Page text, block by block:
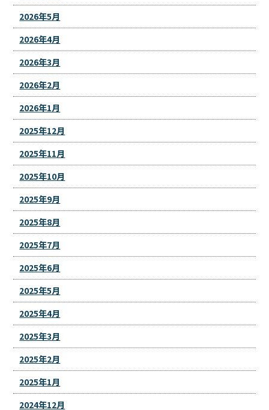
2026年5月
2026年4月
2026年3月
2026年2月
2026年1月
2025年12月
2025年11月
2025年10月
2025年9月
2025年8月
2025年7月
2025年6月
2025年5月
2025年4月
2025年3月
2025年2月
2025年1月
2024年12月